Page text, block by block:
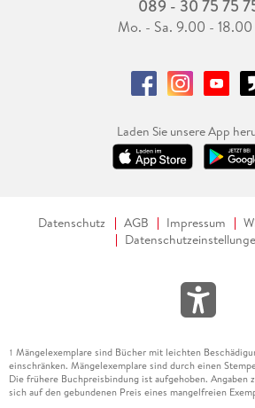
089 - 30 75 75
Mo. - Sa. 9.00 -
Laden Sie unsere App
Datenschutz AGB Impressum
1 Mängelexemplare sind Bücher mit leichten
einschränken. Mängelexemplare sind durch einen
Die frühere Buchpreisbindung ist aufgehoben. Angaben
sich auf den gebundenen Preis eines mangelfreien